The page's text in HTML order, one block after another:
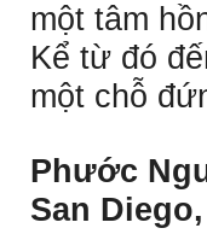
một tâm
Kể từ đó
một chỗ
Phước
San